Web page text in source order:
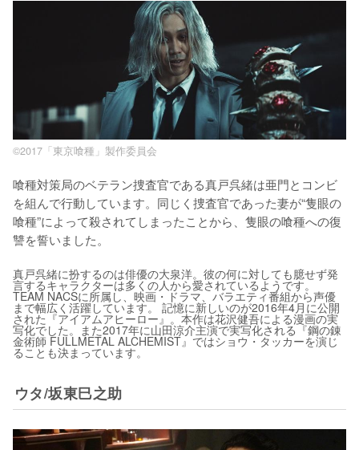
©2017「東京喰種」製作委員会
喰種対策局のベテラン捜査官である真戸呉緒は亜門とコンビ
を組んで行動しています。同じく捜査官であった妻が“隻眼の
喰種”によって殺されてしまったことから、隻眼の喰種への復
讐を誓いました。
真戸呉緒に扮するのは俳優の大泉洋。彼の何に対しても臆せず発
言するキャラクターは多くの人から愛されているようです。
TEAM NACSに所属し、映画・ドラマ、バラエティ番組から声優
まで幅広く活躍しています。 記憶に新しいのが2016年4月に公開
された『アイアムアヒーロー』。本作は花沢健吾による漫画の実
写化でした。また2017年に山田涼介主演で実写化される『鋼の錬
金術師 FULLMETAL ALCHEMIST』ではショウ・タッカーを演じ
ることも決まっています。
ウタ/坂東巳之助